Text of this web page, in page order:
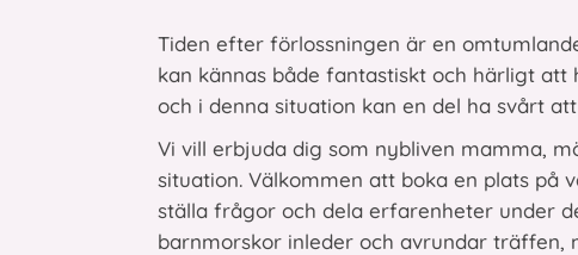
Tiden efter förlossningen är en
kan kännas både fantastiskt och härligt
och i denna situation kan en del ha svårt
Vi vill erbjuda dig som nybliven mamma,
situation. Välkommen att boka en plats på
ställa frågor och dela erfarenheter under
barnmorskor inleder och avrundar träffen,